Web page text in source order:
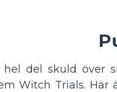
del skuld över
Witch Trials.